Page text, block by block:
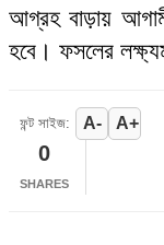
আগ্রহ বাড়ায়
হবে। ফসলের
ফন্ট সাইজ: A- A+
0
SHARES